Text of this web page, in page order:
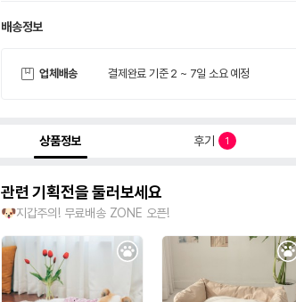
배송정보
업체배송 결제완료 기준 2 ~ 7일 소요 예정
상품정보 후기 1
관련 기획전을 둘러보세요
🐶지갑주의! 무료배송 ZONE 오픈!